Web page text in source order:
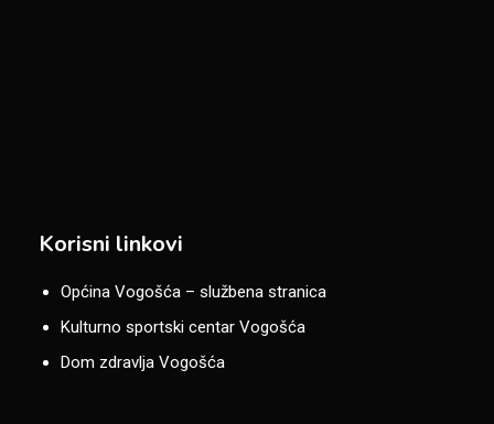
Korisni linkovi
Općina Vogošća – službena stranica
Kulturno sportski centar Vogošća
Dom zdravlja Vogošća